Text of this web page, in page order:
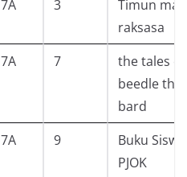
7A 3
Timun
raksasa
7A 7
the tales of
beedle the
bard
7A 9
Buku Siswa
PJOK